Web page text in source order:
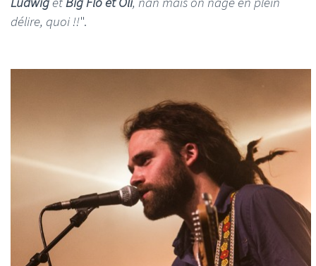
délire, quoi !!".